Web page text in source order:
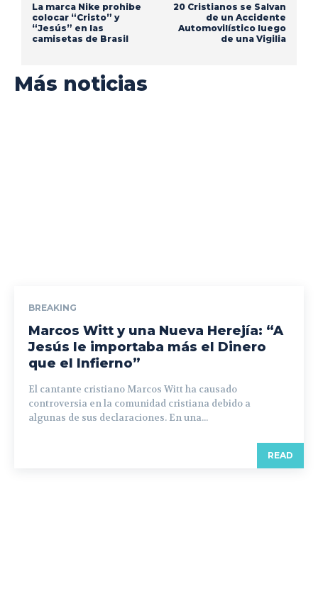
La marca Nike prohibe
colocar “Cristo” y
“Jesús” en las
camisetas de Brasil
20 Cristianos se Salvan
de un Accidente
Automovilístico luego
de una Vigilia
Más noticias
BREAKING
Marcos Witt y una Nueva Herejía: “A
Jesús le importaba más el Dinero
que el Infierno”
El cantante cristiano Marcos Witt ha causado
controversia en la comunidad cristiana debido a
algunas de sus declaraciones. En una...
READ